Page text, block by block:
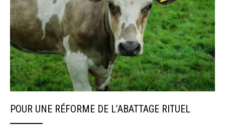
POUR UNE RÉFORME DE L’ABATTAGE RITUEL